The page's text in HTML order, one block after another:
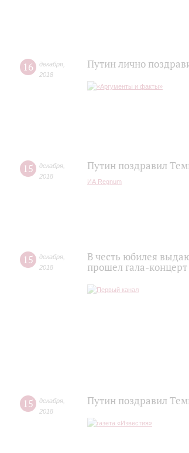
16 декабря
2018
Путин лично
15 декабря
2018
Путин поздравил
ИА Regnum
15 декабря
2018
В честь юбилея
прошел гала-концерт
15 декабря
2018
Путин поздравил